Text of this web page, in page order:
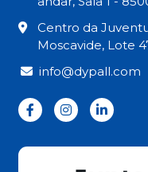
Centro da
Moscavide, Lote
info@dypall.com